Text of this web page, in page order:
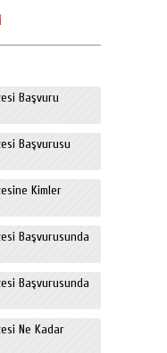
Başvuru
Başvurusu
Kimler
Başvurusunda
Başvurusunda
Ne Kadar